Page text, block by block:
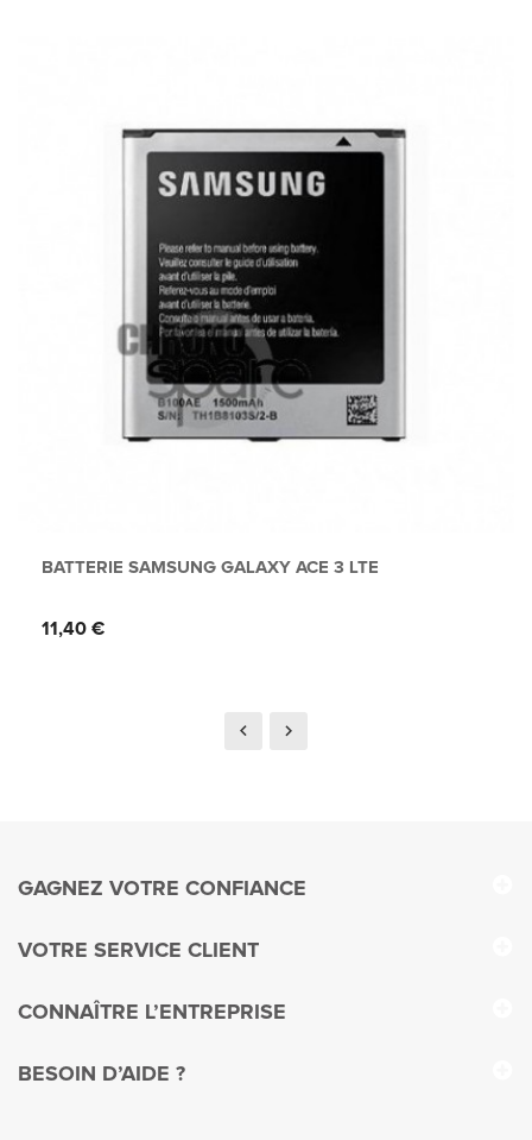
BATTERIE SAMSUNG GALAXY ACE 3 LTE
Prix
11,40 €
GAGNEZ VOTRE CONFIANCE
VOTRE SERVICE CLIENT
CONNAÎTRE L’ENTREPRISE
BESOIN D’AIDE ?